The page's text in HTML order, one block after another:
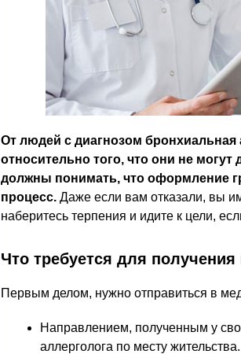
От людей с диагнозом
относительно того, что они не
должны понимать, что оформление
процесс. Даже если вам отказали, вы
наберитесь терпения и идите к цели,
Что требуется для получения
Первым делом, нужно отправиться в
Направлением, полученным у
аллерголога по месту